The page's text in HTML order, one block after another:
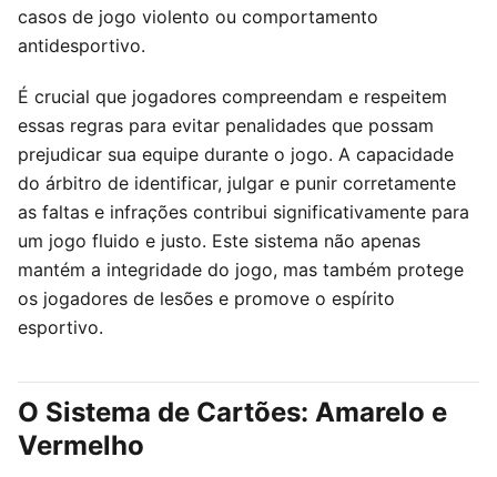
casos de jogo violento ou comportamento
antidesportivo.
É crucial que jogadores compreendam e respeitem
essas regras para evitar penalidades que possam
prejudicar sua equipe durante o jogo. A capacidade
do árbitro de identificar, julgar e punir corretamente
as faltas e infrações contribui significativamente para
um jogo fluido e justo. Este sistema não apenas
mantém a integridade do jogo, mas também protege
os jogadores de lesões e promove o espírito
esportivo.
O Sistema de Cartões: Amarelo e
Vermelho